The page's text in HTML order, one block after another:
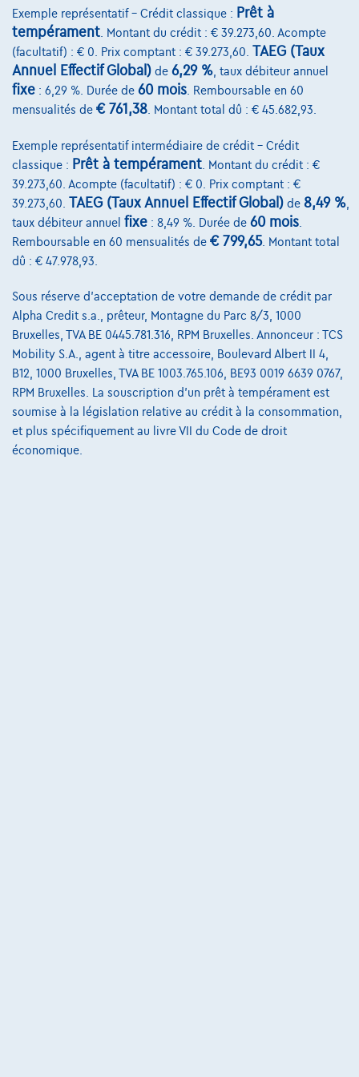
€29.950 1 ✓TVA déductible
€574,71 /moiset une dernière mensualité de
€8.062,21
Découvrez l’exemple chiffré complet
Comparer
Voir le véhicule
Exemple représentatif – Crédit classique : Prêt à
tempérament . Montant du crédit : € 39.273,60. Acompte
(facultatif) : € 0. Prix comptant : € 39.273,60. TAEG (Taux
Annuel Effectif Global) de 6,29 % , taux débiteur annuel
fixe : 6,29 %. Durée de 60 mois . Remboursable en 60
mensualités de € 761,38 . Montant total dû : € 45.682,93.
Exemple représentatif intermédiaire de crédit – Crédit
classique : Prêt à tempérament . Montant du crédit : €
39.273,60. Acompte (facultatif) : € 0. Prix comptant : €
39.273,60. TAEG (Taux Annuel Effectif Global) de 8,49 %
taux débiteur annuel fixe : 8,49 %. Durée de 60 mois
Remboursable en 60 mensualités de € 799,65. Montant total
dû : € 47.978,93.
Sous réserve d'acceptation de votre demande de crédit par
Alpha Credit s.a., prêteur, Montagne du Parc 8/3, 1000
Bruxelles, TVA BE 0445.781.316, RPM Bruxelles. Annonceur : TCS
Mobility S.A., agent à titre accessoire, Boulevard Albert II 4,
B12, 1000 Bruxelles, TVA BE 1003.765.106, BE93 0019 6639 0767,
RPM Bruxelles. La souscription d'un prêt à tempérament est
soumise à la législation relative au crédit à la consommation,
et plus spécifiquement au livre VII du Code de droit
économique.